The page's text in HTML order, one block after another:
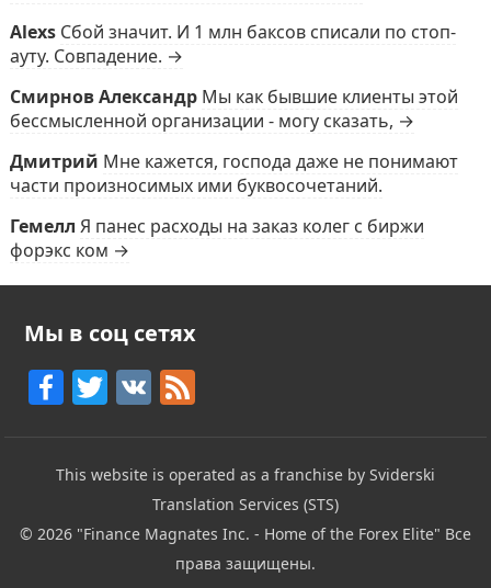
Alexs Сбой значит. И 1 млн баксов списали по стоп-
ауту. Совпадение. →
Смирнов Александр Мы как бывшие клиенты этой
бессмысленной организации - могу сказать, →
Дмитрий Мне кажется, господа даже не понимают
части произносимых ими буквосочетаний.
Гемелл Я панес расходы на заказ колег с биржи
форэкс ком →
Мы в соц сетях
F
c
e
b
T
itt
er
V F
e
d
This website is operated as a franchise by Sviderski
Translation Services (STS)
© 2026 "Finance Magnates Inc. - Home of the Forex Elite" Все
права защищены.